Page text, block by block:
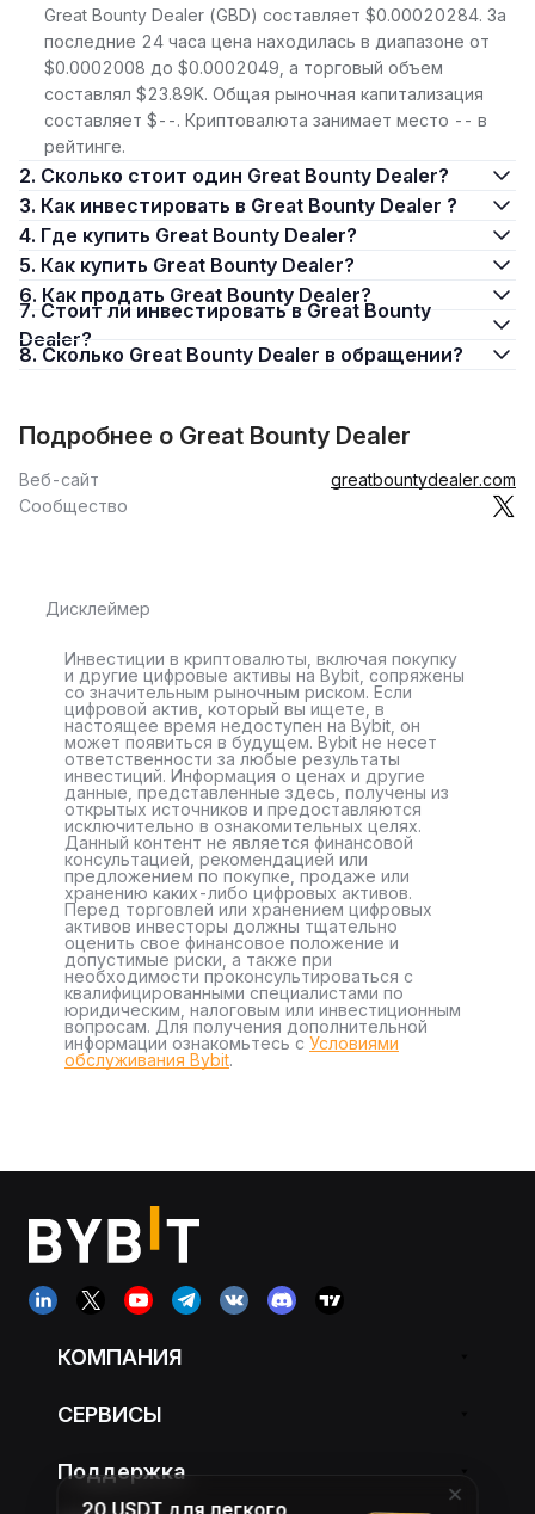
Great Bounty Dealer (GBD) составляет $0.00020284. За
последние 24 часа цена находилась в диапазоне от
$0.0002008 до $0.0002049, а торговый объем
составлял $23.89K. Общая рыночная капитализация
составляет $--. Криптовалюта занимает место -- в
рейтинге.
2. Сколько стоит один Great Bounty Dealer?
3. Как инвестировать в Great Bounty Dealer ?
4. Где купить Great Bounty Dealer?
5. Как купить Great Bounty Dealer?
6. Как продать Great Bounty Dealer?
7. Стоит ли инвестировать в Great Bounty
Dealer?
8. Сколько Great Bounty Dealer в обращении?
Подробнее о Great Bounty Dealer
Веб-сайт
greatbountydealer.com
Сообщество
Дисклеймер
Инвестиции в криптовалюты, включая покупку
и другие цифровые активы на Bybit, сопряжены
со значительным рыночным риском. Если
цифровой актив, который вы ищете, в
настоящее время недоступен на Bybit, он
может появиться в будущем. Bybit не несет
ответственности за любые результаты
инвестиций. Информация о ценах и другие
данные, представленные здесь, получены из
открытых источников и предоставляются
исключительно в ознакомительных целях.
Данный контент не является финансовой
консультацией, рекомендацией или
предложением по покупке, продаже или
хранению каких-либо цифровых активов.
Перед торговлей или хранением цифровых
активов инвесторы должны тщательно
оценить свое финансовое положение и
допустимые риски, а также при
необходимости проконсультироваться с
квалифицированными специалистами по
юридическим, налоговым или инвестиционным
вопросам. Для получения дополнительной
информации ознакомьтесь с Условиями
обслуживания Bybit.
КОМПАНИЯ
СЕРВИСЫ
Поддержка
20 USDT для легкого